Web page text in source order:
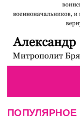
ПОПУЛЯРНОЕ